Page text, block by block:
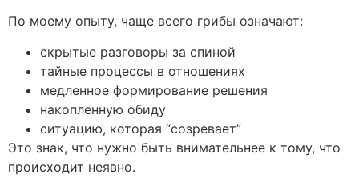
По моему опыту, чаще всего грибы означают:
скрытые разговоры за спиной
тайные процессы в отношениях
медленное формирование решения
накопленную обиду
ситуацию, которая “созревает”
Это знак, что нужно быть внимательнее к тому, что
происходит неявно.